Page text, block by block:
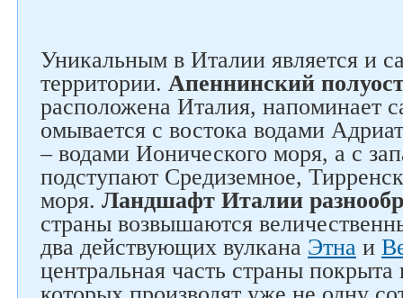
Уникальным в Италии является и
территории. Апеннинский
расположена Италия, напоминает
омывается с востока водами
– водами Ионического моря, а с
подступают Средиземное,
моря. Ландшафт Италии
страны возвышаются
два действующих вулкана Этна и
центральная часть страны